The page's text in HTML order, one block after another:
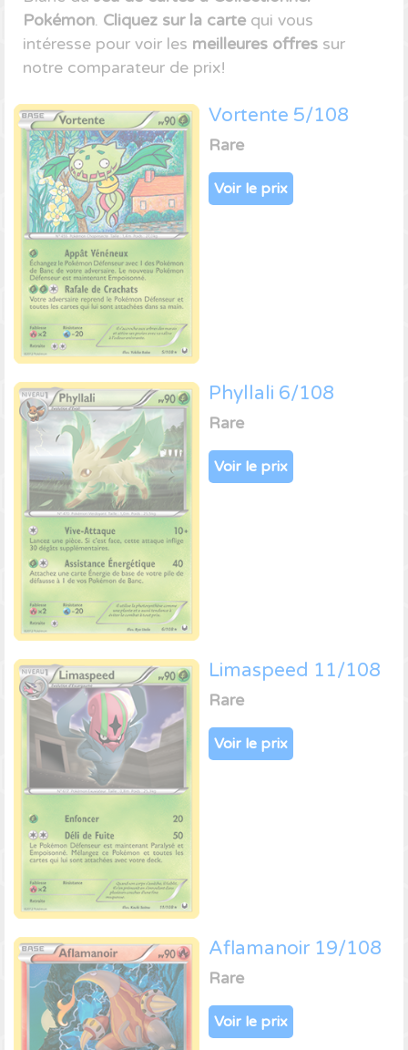
Pokémon. Cliquez sur la carte qui vous
intéresse pour voir les meilleures offres sur
notre comparateur de prix!
Vortente 5/108
Rare
Voir le prix
Phyllali 6/108
Rare
Voir le prix
Limaspeed 11/108
Rare
Voir le prix
Aflamanoir 19/108
Rare
Voir le prix